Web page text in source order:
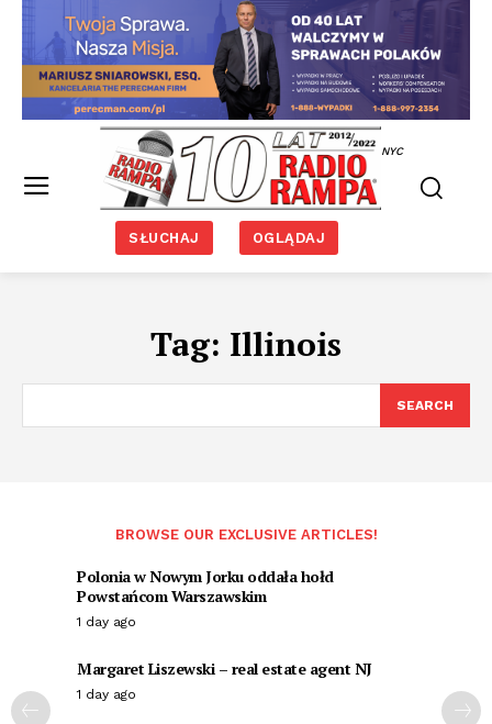
NYC
SŁUCHAJ OGLĄDAJ
Tag: Illinois
SEARCH
BROWSE OUR EXCLUSIVE ARTICLES!
Polonia w Nowym Jorku oddała hołd
Powstańcom Warszawskim
1 day ago
Margaret Liszewski – real estate agent NJ
1 day ago